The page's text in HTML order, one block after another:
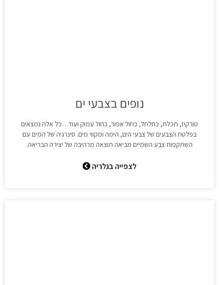
נופים בצבעי ים
טורקיז, תכלת, כחלחל, כחול אפור, כחול עמוק ועוד…כל אלה נמצאים
בפלטת הצבעים של צבעי הים, הימה ומקווי מים. סינרגיה של המים עם
השתקפות צבע השמיים מביאה תוצאה מרהיבה של יצירה הבריאה.
לצפייה בגלריה